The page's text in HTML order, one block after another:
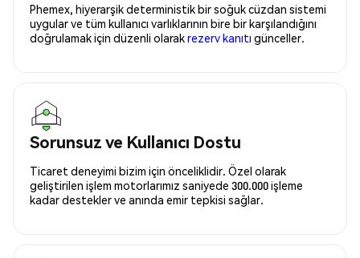
Phemex, hiyerarşik deterministik bir soğuk cüzdan sistemi
uygular ve tüm kullanıcı varlıklarının bire bir karşılandığını
doğrulamak için düzenli olarakrezerv kanıtı günceller.
Sorunsuz ve Kullanıcı Dostu
Ticaret deneyimi bizim için önceliklidir. Özel olarak
geliştirilen işlem motorlarımız saniyede 300.000 işleme
kadar destekler ve anında emir tepkisi sağlar.